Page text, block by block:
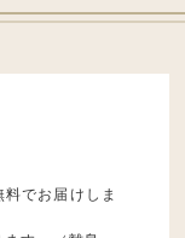
でお届けしま